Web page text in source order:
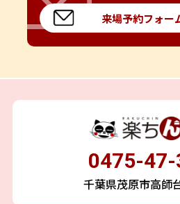
来場予約フォー
0475-
千葉県茂原市高師